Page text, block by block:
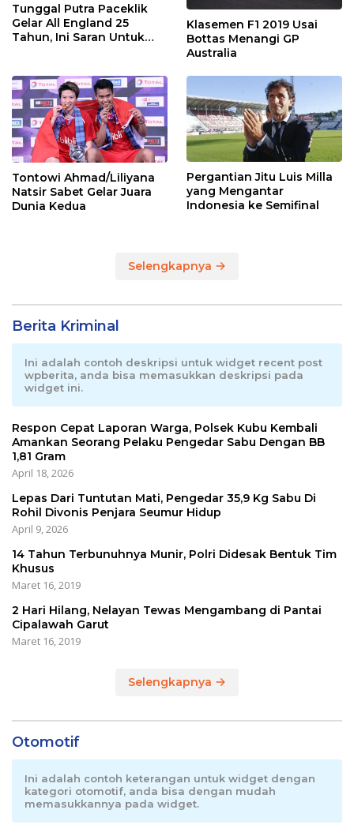
Tunggal Putra Paceklik
Gelar All England 25
Tahun, Ini Saran Untuk
Klasemen F1 2019 Usai
Bottas Menangi GP
Australia
Tontowi Ahmad/Liliyana
Natsir Sabet Gelar Juara
Dunia Kedua
Pergantian Jitu Luis Milla
yang Mengantar
Indonesia ke Semifinal
Selengkapnya
Berita Kriminal
Ini adalah contoh deskripsi untuk widget recent post
wpberita, anda bisa memasukkan deskripsi pada
widget ini.
Respon Cepat Laporan Warga, Polsek Kubu Kembali
Amankan Seorang Pelaku Pengedar Sabu Dengan BB
1,81 Gram
April 18, 2026
Lepas Dari Tuntutan Mati, Pengedar 35,9 Kg Sabu Di
Rohil Divonis Penjara Seumur Hidup
April 9, 2026
14 Tahun Terbunuhnya Munir, Polri Didesak Bentuk Tim
Khusus
Maret 16, 2019
2 Hari Hilang, Nelayan Tewas Mengambang di Pantai
Cipalawah Garut
Maret 16, 2019
Selengkapnya
Otomotif
Ini adalah contoh keterangan untuk widget dengan
kategori otomotif, anda bisa dengan mudah
memasukkannya pada widget.